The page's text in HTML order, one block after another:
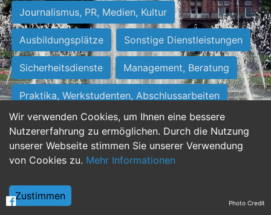
Wir verwenden Cookies, um Ihnen eine bessere
Nutzererfahrung zu ermöglichen. Durch die Nutzung
unserer Webseite stimmen Sie unserer Verwendung
von Cookies zu. Mehr Informationen
Zustimmen
Journalismus, PR, Medien, Kultur
Ausbildungsplätze Sonstige Dienstleistungen
Sicherheitsdienste Management, Beratung
Praktika, Werkstudenten, Abschlussarbeiten
Personalwesen Assistenz, Sekretariat
Hilfskräfte, Aushilfs- und Nebenjobs
Weiterbildung, Studium, duale Ausbildung Photo Credit